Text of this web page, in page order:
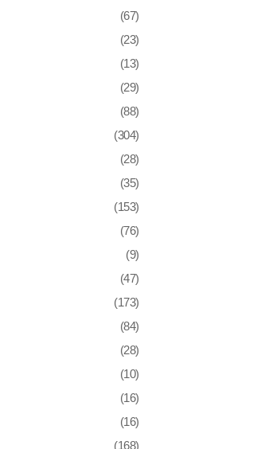
(67)
(23)
(13)
(29)
(88)
(304)
(28)
(35)
(153)
(76)
(9)
(47)
(173)
(84)
(28)
(10)
(16)
(16)
(168)